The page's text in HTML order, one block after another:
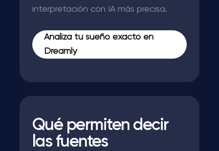
interpretación con IA más precisa.
Analiza tu sueño exacto en
Dreamly
Qué permiten decir
las fuentes